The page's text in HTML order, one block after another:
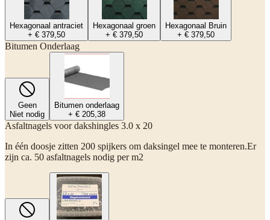
Hexagonaal antraciet
+ € 379,50
Hexagonaal groen
+ € 379,50
Hexagonaal Bruin
+ € 379,50
Bitumen Onderlaag
Geen
Niet nodig
Bitumen onderlaag
+ € 205,38
Asfaltnagels voor dakshingles 3.0 x 20
In één doosje zitten 200 spijkers om daksingel mee te monteren.Er
zijn ca. 50 asfaltnagels nodig per m2